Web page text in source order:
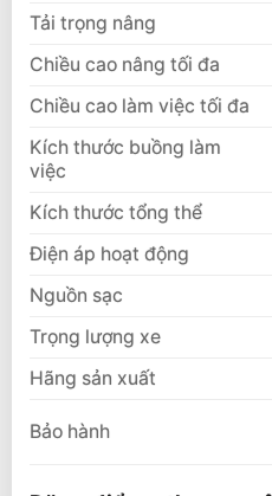
✔️ Hiệu suất làm
✔️ Hệ thống điện
✔️ Dễ dàng di
Ứng dụng thực tế
Chuyên cung
Tải trọng nâng
Chiều cao nâng tối đa
Chiều cao làm việc tối đa
Kích thước buồng làm
việc
Kích thước tổng thể
Điện áp hoạt động
Nguồn sạc
Trọng lượng xe
Hãng sản xuất
Bảo hành